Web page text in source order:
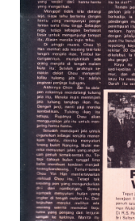
Alamat
Rekening
Reseller